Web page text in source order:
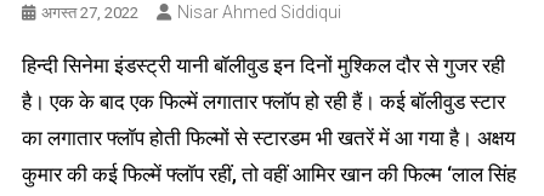
अगस्त 27, 2022 Nisar Ahmed Siddiqui
हिन्दी सिनेमा इंडस्ट्री यानी बॉलीवुड इन दिनों मुश्किल दौर से गुजर रही
है। एक के बाद एक फिल्में लगातार फ्लॉप हो रही हैं। कई बॉलीवुड स्टार
का लगातार फ्लॉप होती फिल्मों से स्टारडम भी खतरें में आ गया है। अक्षय
कुमार की कई फिल्में फ्लॉप रहीं, तो वहीं आमिर खान की फिल्म ‘लाल सिंह